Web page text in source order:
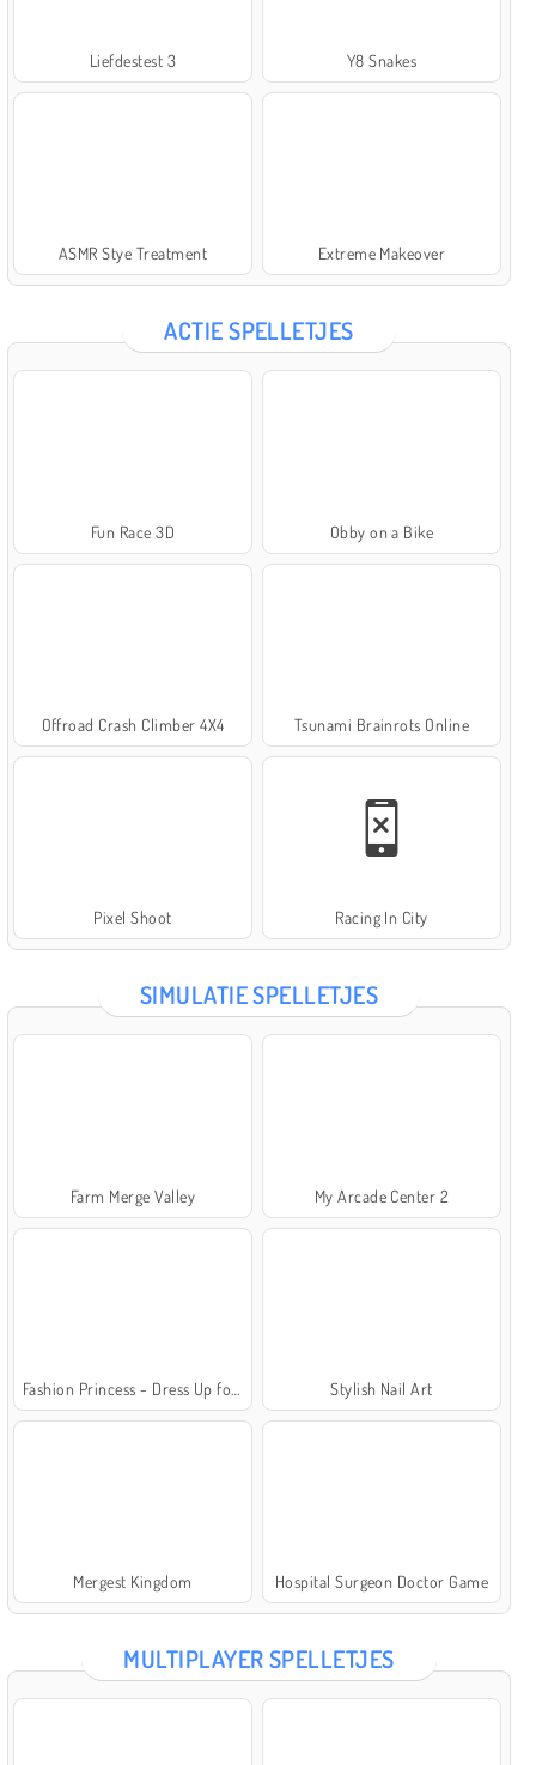
Liefdestest 3 Y8 Snakes
ASMR Stye Treatment Extreme Makeover
ACTIE SPELLETJES
Fun Race 3D Obby on a Bike
Offroad Crash Climber 4X4 Tsunami Brainrots Online
Pixel Shoot Racing In City
SIMULATIE SPELLETJES
Farm Merge Valley My Arcade Center 2
Stylish Nail Art
Mergest Kingdom Hospital Surgeon Doctor Game
MULTIPLAYER SPELLETJES